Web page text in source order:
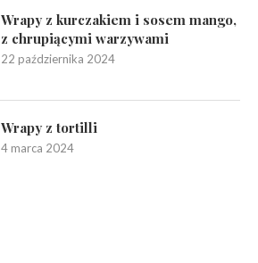
Wrapy z kurczakiem i sosem mango,
z chrupiącymi warzywami
22 października 2024
Wrapy z tortilli
4 marca 2024